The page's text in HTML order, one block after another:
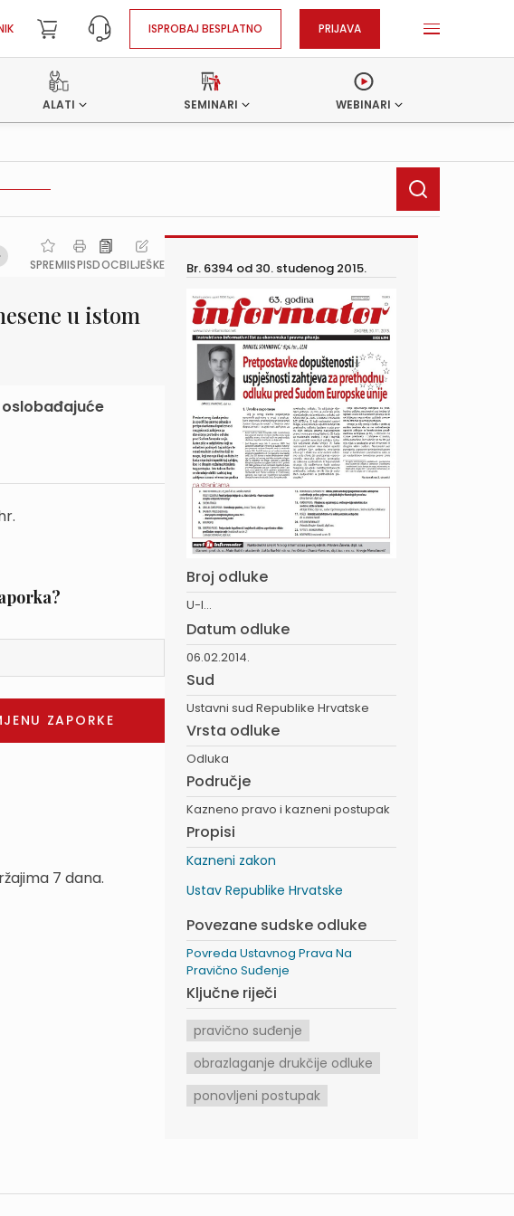
ISPROBAJ BESPLATNO PRIJAVA
ALATI SEMINARI WEBINARI
SPREMIISPISDOCBILJEŠKE
u istom
7 dana.
Br. 6394 od 30. studenog 2015.
Broj odluke
U-I...
Datum odluke
06.02.2014.
Sud
Ustavni sud Republike Hrvatske
Vrsta odluke
Odluka
Područje
Kazneno pravo i kazneni postupak
Propisi
Kazneni zakon
Ustav Republike Hrvatske
Povezane sudske odluke
Povreda Ustavnog Prava Na
Pravično Suđenje
Ključne riječi
pravično suđenje
obrazlaganje drukčije odluke
ponovljeni postupak